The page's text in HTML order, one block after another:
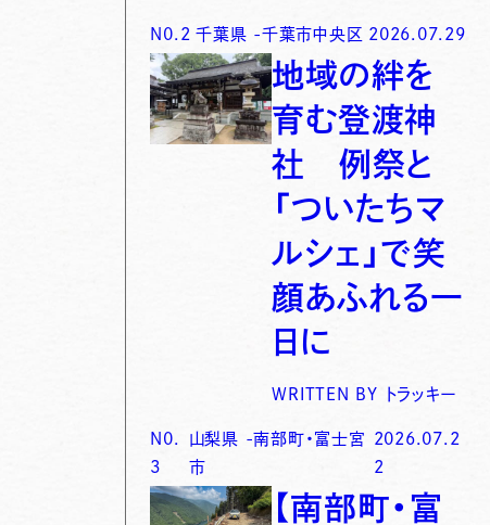
N0. 2 千葉県 -千葉市中央区 2026.07.29
地域の絆を
育む登渡神
社 例祭と
「ついたちマ
ルシェ」で笑
顔あふれる一
日に
WRITTEN BY トラッキー
N0.
3
山梨県 -南部町・富士宮
市
2026.07.2
2
【南部町・富